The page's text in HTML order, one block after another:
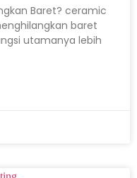
Baret? ceramic
baret
utamanya lebih